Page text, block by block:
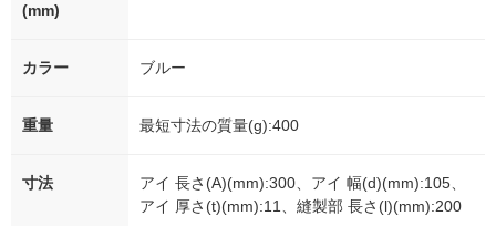
(mm)
カラー ブルー
重量 最短寸法の質量(g):400
寸法
アイ 長さ(A)(mm):300、アイ 幅(d)(mm):105、
アイ 厚さ(t)(mm):11、縫製部 長さ(l)(mm):200